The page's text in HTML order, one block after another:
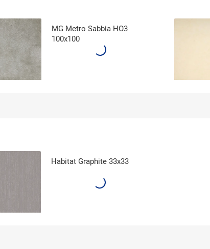
MG Metro Sabbia HO3
100x100
Habitat Graphite 33x33